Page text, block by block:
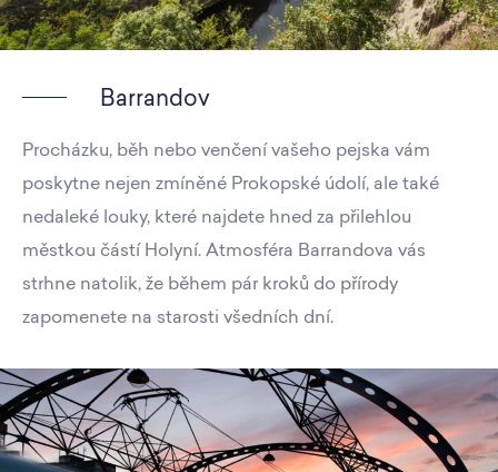
Barrandov
Procházku, běh nebo venčení vašeho pejska vám
poskytne nejen zmíněné Prokopské údolí, ale také
nedaleké louky, které najdete hned za přilehlou
městkou částí Holyní. Atmosféra Barrandova vás
strhne natolik, že během pár kroků do přírody
zapomenete na starosti všedních dní.